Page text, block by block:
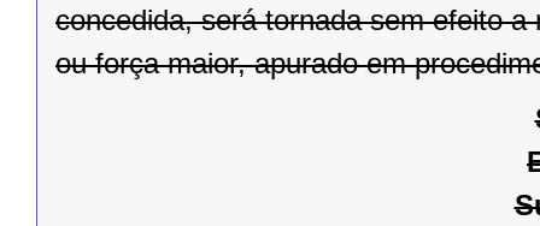
concedida, será tornada sem efeito
ou força maior, apurado em